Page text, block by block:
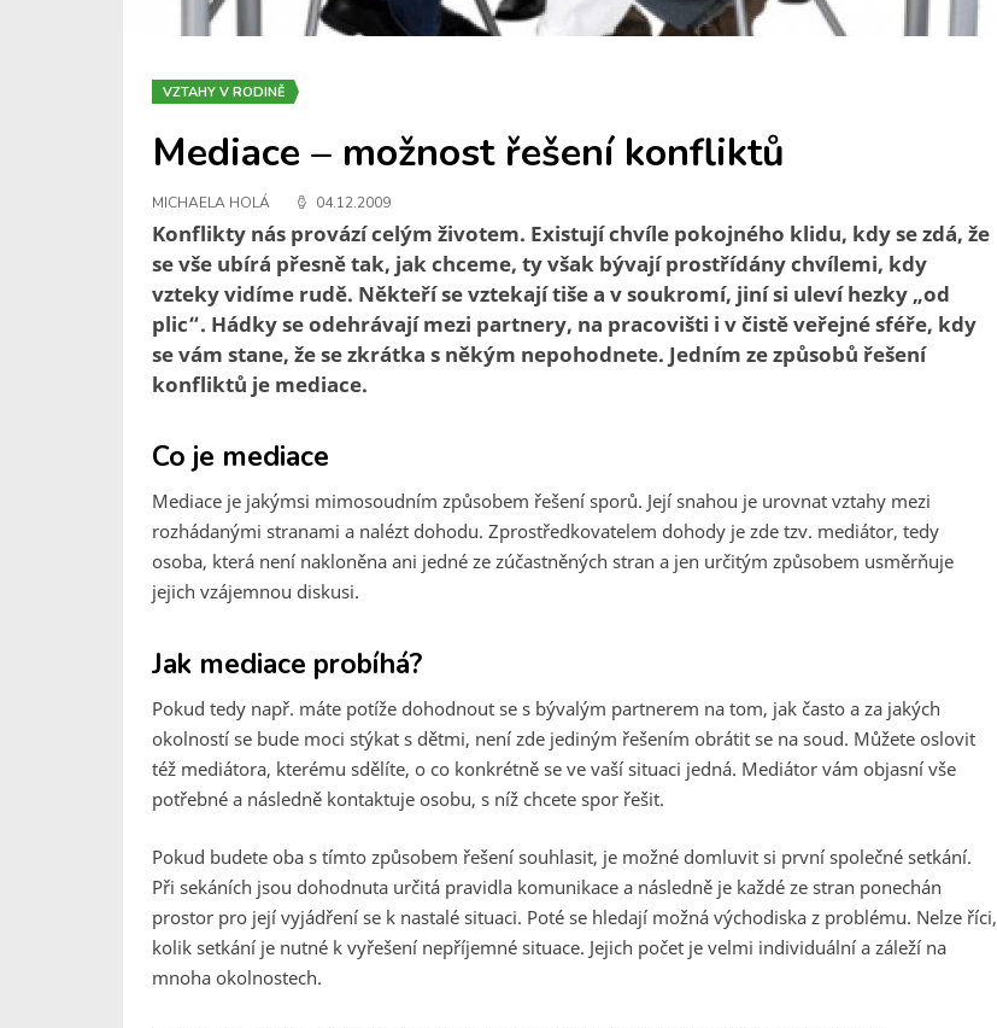
VZTAHY V RODINĚ
Mediace – možnost řešení konfliktů
MICHAELA HOLÁ 04.12.2009
Konflikty nás provází celým životem. Existují chvíle pokojného klidu, kdy se zdá, že
se vše ubírá přesně tak, jak chceme, ty však bývají prostřídány chvílemi, kdy
vzteky vidíme rudě. Někteří se vztekají tiše a v soukromí, jiní si uleví hezky „od
plic“. Hádky se odehrávají mezi partnery, na pracovišti i v čistě veřejné sféře, kdy
se vám stane, že se zkrátka s někým nepohodnete. Jedním ze způsobů řešení
konfliktů je mediace.
Co je mediace
Mediace je jakýmsi mimosoudním způsobem řešení sporů. Její snahou je urovnat vztahy mezi
rozhádanými stranami a nalézt dohodu. Zprostředkovatelem dohody je zde tzv. mediátor, tedy
osoba, která není nakloněna ani jedné ze zúčastněných stran a jen určitým způsobem usměrňuje
jejich vzájemnou diskusi.
Jak mediace probíhá?
Pokud tedy např. máte potíže dohodnout se s bývalým partnerem na tom, jak často a za jakých
okolností se bude moci stýkat s dětmi, není zde jediným řešením obrátit se na soud. Můžete oslovit
též mediátora, kterému sdělíte, o co konkrétně se ve vaší situaci jedná. Mediátor vám objasní vše
potřebné a následně kontaktuje osobu, s níž chcete spor řešit.
Pokud budete oba s tímto způsobem řešení souhlasit, je možné domluvit si první společné setkání.
Při sekáních jsou dohodnuta určitá pravidla komunikace a následně je každé ze stran ponechán
prostor pro její vyjádření se k nastalé situaci. Poté se hledají možná východiska z problému. Nelze říci,
kolik setkání je nutné k vyřešení nepříjemné situace. Jejich počet je velmi individuální a záleží na
mnoha okolnostech.